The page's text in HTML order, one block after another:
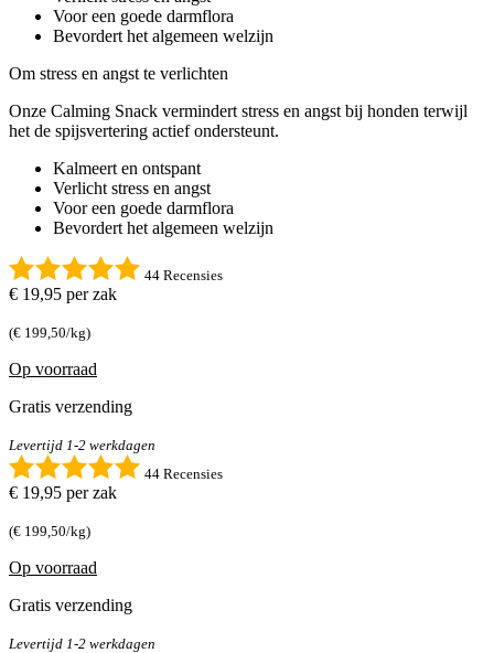
Voor een goede darmflora
Bevordert het algemeen welzijn
Om stress en angst te verlichten
Onze Calming Snack vermindert stress en angst bij honden terwijl
het de spijsvertering actief ondersteunt.
Kalmeert en ontspant
Verlicht stress en angst
Voor een goede darmflora
Bevordert het algemeen welzijn
44 Recensies
€ 19,95 per zak
(€ 199,50/kg)
Op voorraad
Gratis verzending
Levertijd 1-2 werkdagen
44 Recensies
€ 19,95 per zak
(€ 199,50/kg)
Op voorraad
Gratis verzending
Levertijd 1-2 werkdagen